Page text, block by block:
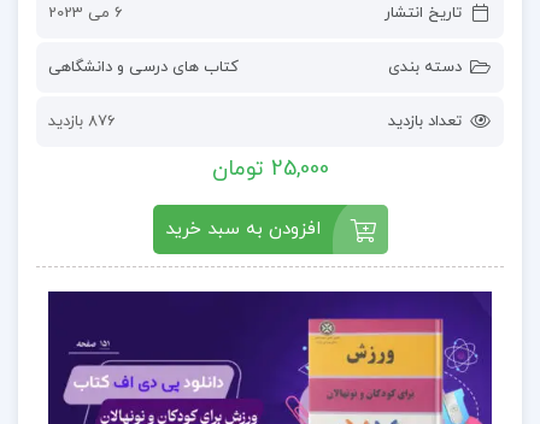
تاریخ انتشار 6 می 2023
دسته بندی کتاب های درسی و دانشگاهی
تعداد بازدید 876 بازدید
25,000 تومان
افزودن به سبد خرید